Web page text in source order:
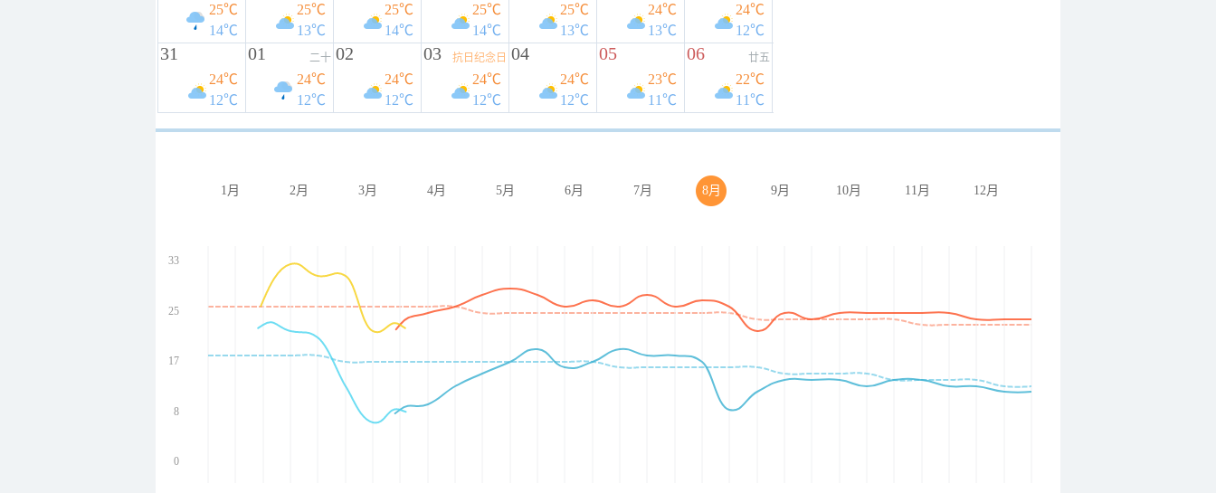
25℃
14℃
25℃
13℃
25℃
14℃
25℃
14℃
25℃
13℃
24℃
13℃
24℃
12℃
31
24℃
12℃
01 二十
24℃
12℃
02
24℃
12℃
03 抗日纪念日
24℃
12℃
04
24℃
12℃
05
23℃
11℃
06 廿五
22℃
11℃
1月 2月 3月 4月 5月 6月 7月 8月 9月 10月 11月 12月
33
25
17
8
0